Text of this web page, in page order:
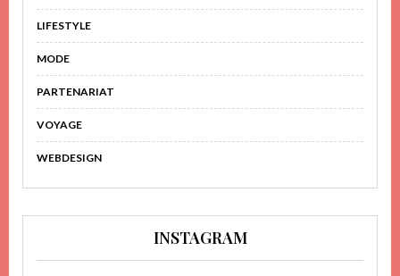
LIFESTYLE
MODE
PARTENARIAT
VOYAGE
WEBDESIGN
INSTAGRAM